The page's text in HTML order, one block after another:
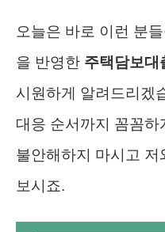
오늘은 바로 이런 분
을 반영한 주택담보대
시원하게 알려드리겠
대응 순서까지 꼼꼼
불안해하지 마시고 저
보시죠.